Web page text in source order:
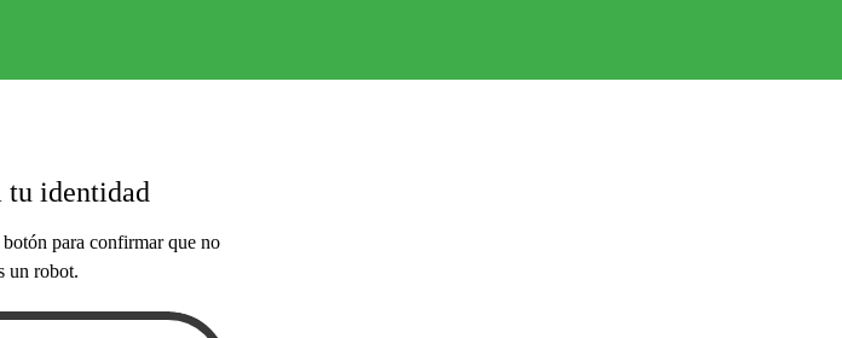
tu identidad
para confirmar que no
un robot.